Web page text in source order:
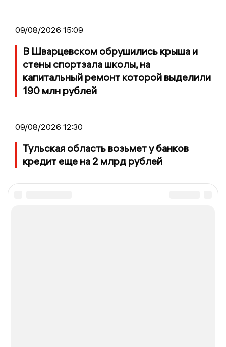
09/08/2026 15:09
В Шварцевском обрушились крыша и
стены спортзала школы, на
капитальный ремонт которой выделили
190 млн рублей
09/08/2026 12:30
Тульская область возьмет у банков
кредит еще на 2 млрд рублей